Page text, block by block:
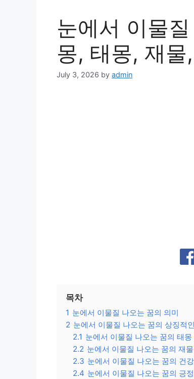
눈에서 이물
몽, 태몽, 재물
July 3, 2026 by admin
목차
1 눈에서 이물질 나오는 꿈의 의미
2 눈에서 이물질 나오는 꿈의 상징적
2.1 눈에서 이물질 나오는 꿈의 태몽
2.2 눈에서 이물질 나오는 꿈의 재
2.3 눈에서 이물질 나오는 꿈의 건
2.4 눈에서 이물질 나오는 꿈의 긍